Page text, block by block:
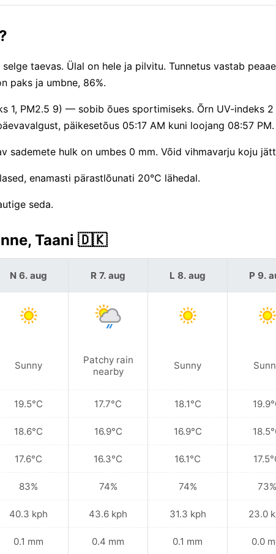
taevas. Ülal on hele ja pilvitu. Tunnetus vastab
paks ja umbne, 86%.
1, PM2.5 9) — sobib õues sportimiseks. Õrn UV-indeks
päikesetõus 05:17 AM kuni loojang 08:57 PM.
sademete hulk on umbes 0 mm. Võid vihmavarju koju
enamasti pärastlõunati 20°C lähedal.
seda.
Taani 🇩🇰
N 6. aug
Sunny
19.5°C
18.6°C
17.6°C
83%
40.3 kph
0.1 mm
R 7. aug
Patchy rain
nearby
17.7°C
16.9°C
16.3°C
74%
43.6 kph
0.4 mm
L 8. aug
Sunny
18.1°C
16.9°C
16.1°C
74%
31.3 kph
0.1 mm
P 9.
73%
23.0
0.0